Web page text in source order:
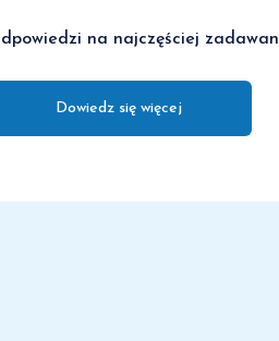
na najczęściej
Dowiedz się więcej